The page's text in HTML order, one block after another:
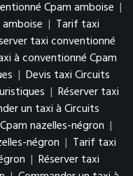
Cpam amboise |
| Tarif taxi
taxi conventionné
à conventionné Cpam
| Devis taxi Circuits
| Réserver taxi
un taxi à Circuits
nazelles-négron |
négron | Tarif taxi
| Réserver taxi